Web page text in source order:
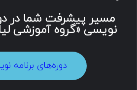
مسیر پیشرفت شما در
نویسی «گروه آموزشی
دوره‌های برنامه